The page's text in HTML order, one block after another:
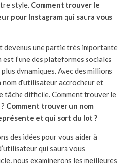
style. Comment trouver le
pour Instagram qui saura vous
devenus une partie très importante
l’une des plateformes sociales
dynamiques. Avec des millions
d’utilisateur accrocheur et
tâche difficile. Comment trouver le
Comment trouver un nom
et qui sort du lot ?
des idées pour vous aider à
qui saura vous
nous examinerons les meilleures